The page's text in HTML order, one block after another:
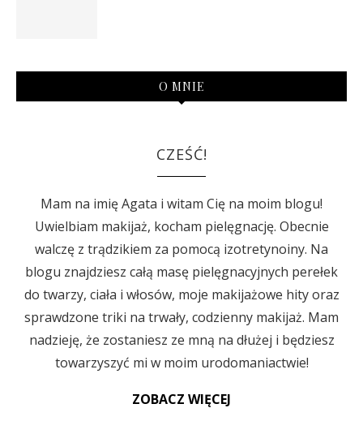
O MNIE
CZEŚĆ!
Mam na imię Agata i witam Cię na moim blogu!
Uwielbiam makijaż, kocham pielęgnację. Obecnie
walczę z trądzikiem za pomocą izotretynoiny. Na
blogu znajdziesz całą masę pielęgnacyjnych perełek
do twarzy, ciała i włosów, moje makijażowe hity oraz
sprawdzone triki na trwały, codzienny makijaż. Mam
nadzieję, że zostaniesz ze mną na dłużej i będziesz
towarzyszyć mi w moim urodomaniactwie!
ZOBACZ WIĘCEJ